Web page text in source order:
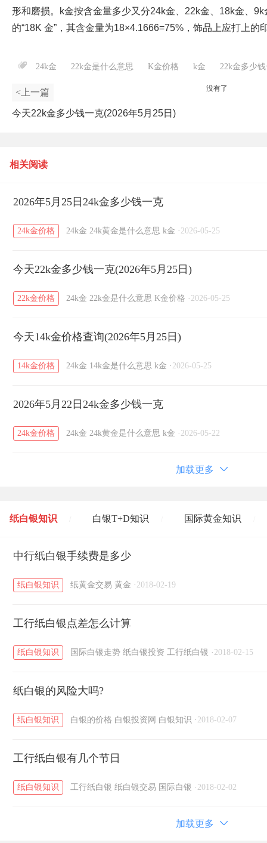
形和磨损。k金按含金量多少又分24k金、22k金、18k金、
的“18K 金”，其含金量为18×4.1666=75%，饰品上应打上的
24k金 22k金是什么意思 K金价格 k金 22k金多少
<上一篇
今天22k金多少钱一克(2026年5月25日)
没有了
相关阅读
2026年5月25日24k金多少钱一克
24k金价格 24k金 24k黄金是什么意思 k金 · 2026-05-25
今天22k金多少钱一克(2026年5月25日)
22k金价格 24k金 22k金是什么意思 K金价格 · 2026-05-25
今天14k金价格查询(2026年5月25日)
14k金价格 24k金 14k金是什么意思 k金 · 2026-05-25
2026年5月22日24k金多少钱一克
24k金价格 24k金 24k黄金是什么意思 k金 · 2026-05-22
加载更多
纸白银知识 白银T+D知识 国际黄金知识
黄金T+D知识 / 粤贵银知识
中行纸白银手续费是多少
纸白银知识 纸黄金交易 黄金 · 2018-02-19
工行纸白银点差怎么计算
纸白银知识 国际白银走势 纸白银投资 工行纸白银 · 2018-02-15
纸白银的风险大吗?
纸白银知识 白银的价格 白银投资网 白银知识 · 2018-02-07
工行纸白银有几个节日
纸白银知识 工行纸白银 纸白银交易 国际白银 · 2018-02-02
加载更多